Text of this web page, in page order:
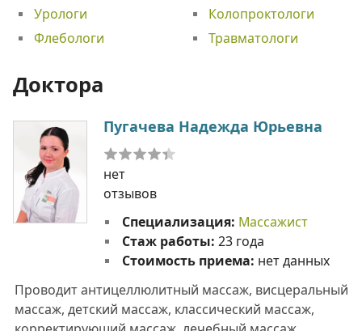
Урологи
Флебологи
Колопроктологи
Травматологи
Доктора
Пугачева Надежда Юрьевна
нет
отзывов
Специализация: Массажист
Стаж работы: 23 года
Стоимость приема: нет данных
Проводит антицеллюлитный массаж, висцеральный
массаж, детский массаж, классический массаж,